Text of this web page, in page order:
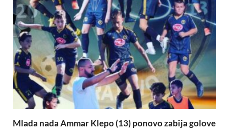
Mlada nada Ammar Klepo (13) ponovo zabija golove